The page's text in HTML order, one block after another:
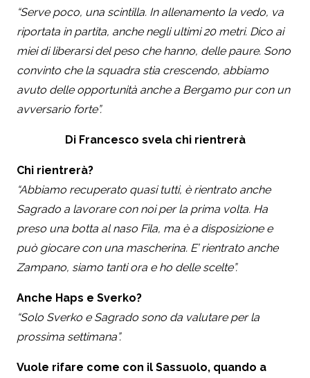
“Serve poco, una scintilla. In allenamento la vedo, va
riportata in partita, anche negli ultimi 20 metri. Dico ai
miei di liberarsi del peso che hanno, delle paure. Sono
convinto che la squadra stia crescendo, abbiamo
avuto delle opportunità anche a Bergamo pur con un
avversario forte”.
Di Francesco svela chi rientrerà
Chi rientrerà?
“Abbiamo recuperato quasi tutti, è rientrato anche
Sagrado a lavorare con noi per la prima volta. Ha
preso una botta al naso Fila, ma è a disposizione e
può giocare con una mascherina. E’ rientrato anche
Zampano, siamo tanti ora e ho delle scelte”.
Anche Haps e Sverko?
“Solo Sverko e Sagrado sono da valutare per la
prossima settimana”.
Vuole rifare come con il Sassuolo, quando a